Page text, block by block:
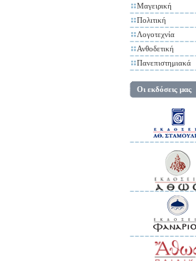
Μαγειρική
Πολιτική
Λογοτεχνία
Ανθοδετική
Πανεπιστημιακά
Οι εκδόσεις μας